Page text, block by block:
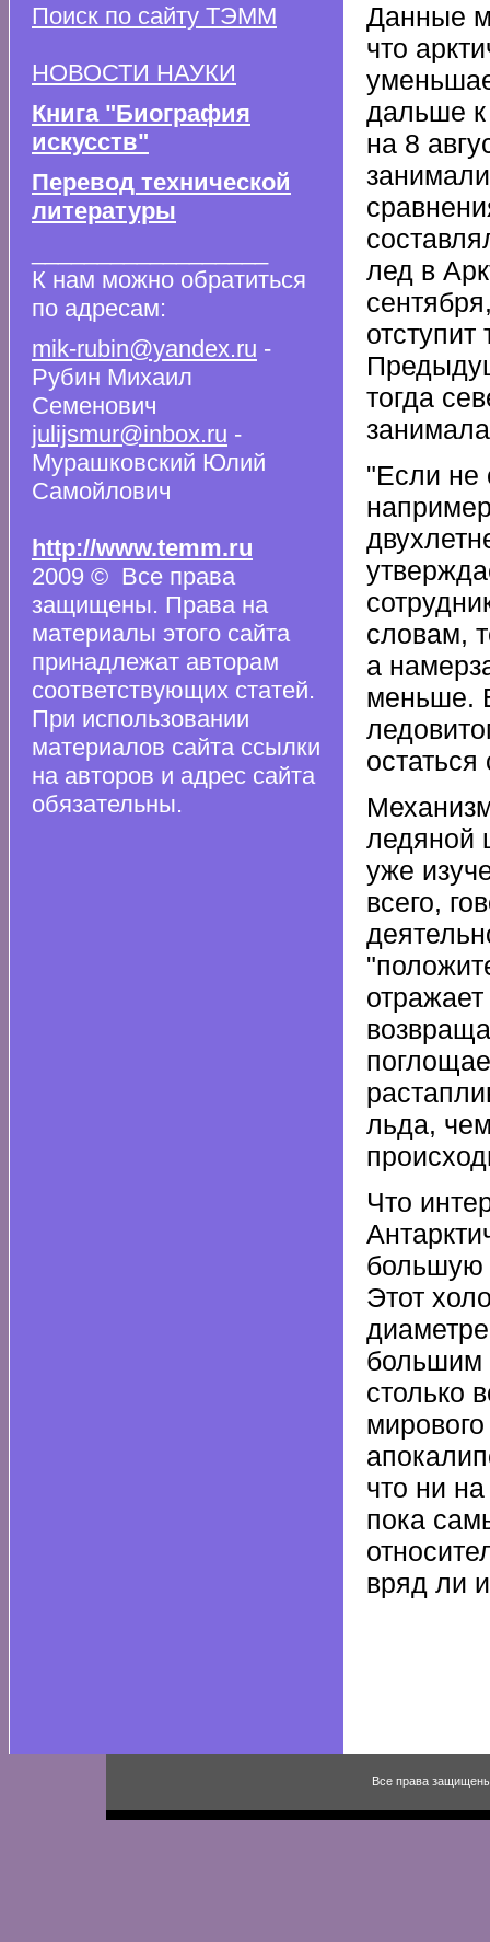
Поиск по сайту ТЭММ
НОВОСТИ НАУКИ
Книга "Биография
искусств"
Перевод технической
литературы
К нам можно обратиться
по адресам:
mik-rubin@yandex.ru -
Рубин Михаил
Семенович
julijsmur@inbox.ru -
Мурашковский Юлий
Самойлович
http://www.temm.ru
2009 © Все права
защищены. Права на
материалы этого сайта
принадлежат авторам
соответствующих статей.
При использовании
материалов сайта ссылки
на авторов и адрес сайта
обязательны.
Данные
что
дальше
на 8
лед в
тогда
"Если не
словам,
а
меньше.
ледяной
уже
всего,
льда,
Что
большую
Этот
большим
столько
что ни
пока
вряд ли
Все права